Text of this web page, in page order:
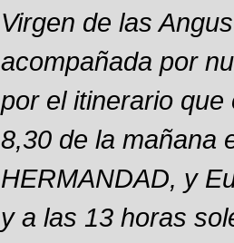
Virgen de las
acompañada por
por el itinerario
8,30 de la mañana
HERMANDAD, y
y a las 13 horas